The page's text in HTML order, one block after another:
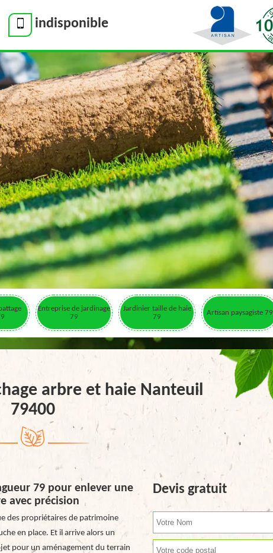
indisponible
Entreprise de jardinage
79
Jardinier taille de haie
79
Artisan paysagiste 79
arbre et haie Nanteuil
79400
79 pour enlever une
avec précision
des propriétaires de patrimoine
en place. Et il arrive alors un
pour un aménagement du terrain
Devis gratuit